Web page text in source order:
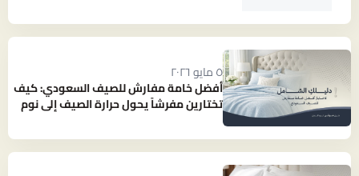
٥ مايو ٢٠٢٦
أفضل خامة مفارش للصيف السعودي: كيف
تختارين مفرشاً يحول حرارة الصيف إلى نوم